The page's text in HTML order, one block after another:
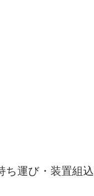
ち運び・装置組